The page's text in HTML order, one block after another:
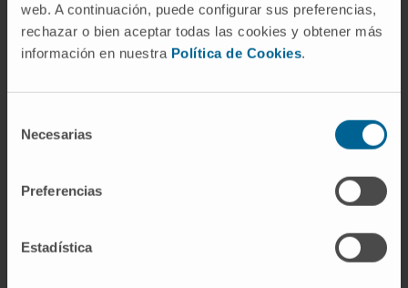
web. A continuación, puede configurar sus preferencias,
rechazar o bien aceptar todas las cookies y obtener más
información en nuestra Política de Cookies.
Necesarias
Preferencias
Estadística
encontramos en xantoma, xantocromía o
xantodermia; todas comparten la referencia al
color amarillo.
¿Es lo mismo un xantelasma que un
xantoma?
xantoma: concretamente, un xantoma plano
"xantoma" es más amplio y abarca cualquier
depósito lipídico cutáneo o tendinoso, con